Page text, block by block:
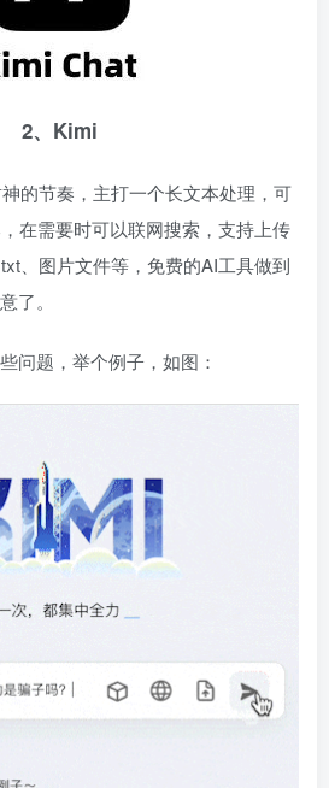
2、Kimi
的节奏，主打一个长文本处理，可
在需要时可以联网搜索，支持上传
、图片文件等，免费的AI工具做到
了。
问题，举个例子，如图：